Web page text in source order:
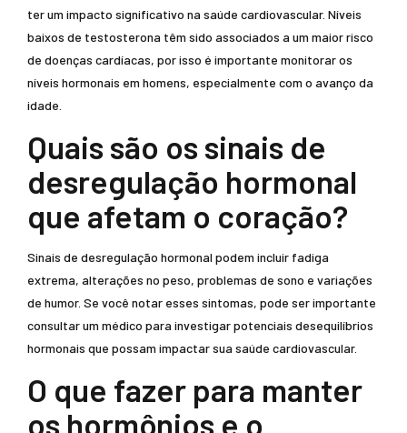
ter um impacto significativo na saúde cardiovascular. Níveis
baixos de testosterona têm sido associados a um maior risco
de doenças cardíacas, por isso é importante monitorar os
níveis hormonais em homens, especialmente com o avanço da
idade.
Quais são os sinais de
desregulação hormonal
que afetam o coração?
Sinais de desregulação hormonal podem incluir fadiga
extrema, alterações no peso, problemas de sono e variações
de humor. Se você notar esses sintomas, pode ser importante
consultar um médico para investigar potenciais desequilíbrios
hormonais que possam impactar sua saúde cardiovascular.
O que fazer para manter
os hormônios e o